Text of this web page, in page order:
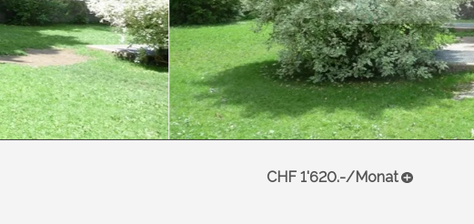
CHF 1'620.-/Monat